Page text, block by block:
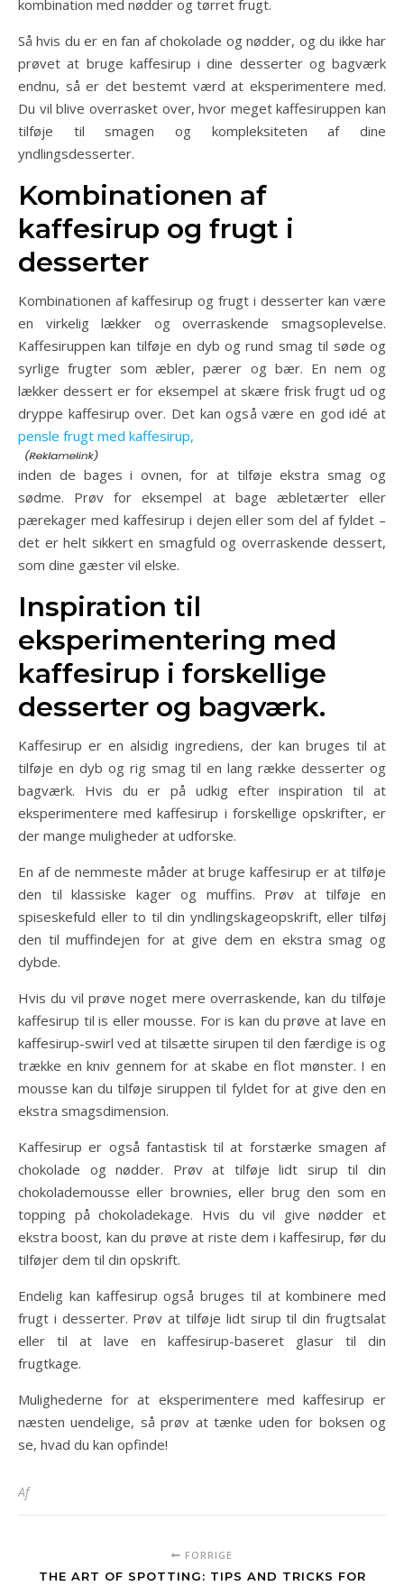
kombination med nødder og tørret frugt.
Så hvis du er en fan af chokolade og nødder, og du ikke har
prøvet at bruge kaffesirup i dine desserter og bagværk
endnu, så er det bestemt værd at eksperimentere med.
Du vil blive overrasket over, hvor meget kaffesiruppen kan
tilføje til smagen og kompleksiteten af dine
yndlingsdesserter.
Kombinationen af
kaffesirup og frugt i
desserter
Kombinationen af kaffesirup og frugt i desserter kan være
en virkelig lækker og overraskende smagsoplevelse.
Kaffesiruppen kan tilføje en dyb og rund smag til søde og
syrlige frugter som æbler, pærer og bær. En nem og
lækker dessert er for eksempel at skære frisk frugt ud og
dryppe kaffesirup over. Det kan også være en god idé at
pensle frugt med kaffesirup,
inden de bages i ovnen, for at tilføje ekstra smag og
sødme. Prøv for eksempel at bage æbletærter eller
pærekager med kaffesirup i dejen eller som del af fyldet –
det er helt sikkert en smagfuld og overraskende dessert,
som dine gæster vil elske.
Inspiration til
eksperimentering med
kaffesirup i forskellige
desserter og bagværk.
Kaffesirup er en alsidig ingrediens, der kan bruges til at
tilføje en dyb og rig smag til en lang række desserter og
bagværk. Hvis du er på udkig efter inspiration til at
eksperimentere med kaffesirup i forskellige opskrifter, er
der mange muligheder at udforske.
En af de nemmeste måder at bruge kaffesirup er at tilføje
den til klassiske kager og muffins. Prøv at tilføje en
spiseskefuld eller to til din yndlingskageopskrift, eller tilføj
den til muffindejen for at give dem en ekstra smag og
dybde.
Hvis du vil prøve noget mere overraskende, kan du tilføje
kaffesirup til is eller mousse. For is kan du prøve at lave en
kaffesirup-swirl ved at tilsætte sirupen til den færdige is og
trække en kniv gennem for at skabe en flot mønster. I en
mousse kan du tilføje siruppen til fyldet for at give den en
ekstra smagsdimension.
Kaffesirup er også fantastisk til at forstærke smagen af
chokolade og nødder. Prøv at tilføje lidt sirup til din
chokolademousse eller brownies, eller brug den som en
topping på chokoladekage. Hvis du vil give nødder et
ekstra boost, kan du prøve at riste dem i kaffesirup, før du
tilføjer dem til din opskrift.
Endelig kan kaffesirup også bruges til at kombinere med
frugt i desserter. Prøv at tilføje lidt sirup til din frugtsalat
eller til at lave en kaffesirup-baseret glasur til din
frugtkage.
Mulighederne for at eksperimentere med kaffesirup er
næsten uendelige, så prøv at tænke uden for boksen og
se, hvad du kan opfinde!
Af
FORRIGE
THE ART OF SPOTTING: TIPS AND TRICKS FOR